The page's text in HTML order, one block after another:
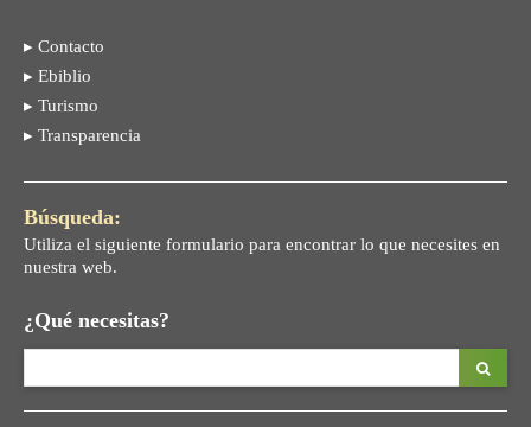
▸ Contacto
▸ Ebiblio
▸ Turismo
▸ Transparencia
Búsqueda:
Utiliza el siguiente formulario para encontrar lo que necesites en
nuestra web.
¿Qué necesitas?